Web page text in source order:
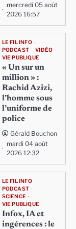
mercredi 05 août
2026 16:57
LE FIL INFO
PODCAST
VIDÉO
VIE PUBLIQUE
« Un sur un
million » :
Rachid Azizi,
l’homme sous
l’uniforme de
police
Gérald Bouchon
mardi 04 août
2026 12:32
LE FIL INFO
PODCAST
SCIENCE
VIE PUBLIQUE
Infox, IA et
ingérences : le